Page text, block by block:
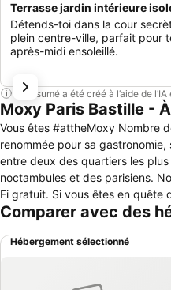
Terrasse jardin intérieure
Détends-toi dans la cour
plein centre-ville, parfait pour
après-midi ensoleillé.
Ce résumé a été créé à l’aide de
Moxy Paris Bastille -
Vous êtes #attheMoxy Nombre de points requis par nuit Paris rime avec romance,mais également avec café et croissant. La ville est également
renommée pour sa
entre deux des quartiers les
noctambules et des parisiens.
Fi gratuit. Si vous êtes en quête
français est le lieu tout indiqué
brasserie ou un restaurant.
en fromage et en vin, puis
Comparer avec des
Hébergement sélectionné